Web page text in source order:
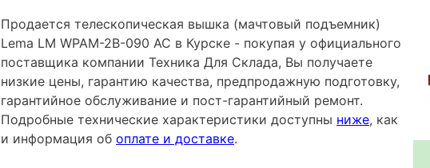
Продается телескопическая вышка (мачтовый подъемник)
Lema LM WPAM-2В-090 AC в Курске - покупая у официального
поставщика компании Техника Для Склада, Вы получаете
низкие цены, гарантию качества, предпродажную подготовку,
гарантийное обслуживание и пост-гарантийный ремонт.
Подробные технические характеристики доступны ниже, как
и информация об оплате и доставке.